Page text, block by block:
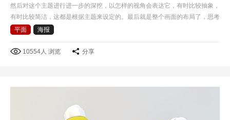
然后对这个主题进行进一步的深挖，以怎样的视角会表达它，有时比较抽象，
有时比较简洁，这都是根据主题来设定的。最后就是整个画面的布局了，思考
怎样才根据有冲击力，而且具有美感。做每一个设计时，…
平面 海报
10554人 浏览 分享